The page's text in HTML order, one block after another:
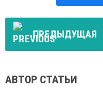
ПРЕДЫДУЩАЯ
АВТОР СТАТЬИ